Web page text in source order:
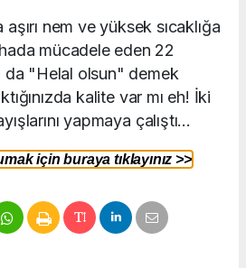
nem ve yüksek sıcaklığa
mücadele eden 22
"Helal olsun" demek
kalite var mı eh! İki
yapmaya çalıştı...
için buraya tıklayınız >>